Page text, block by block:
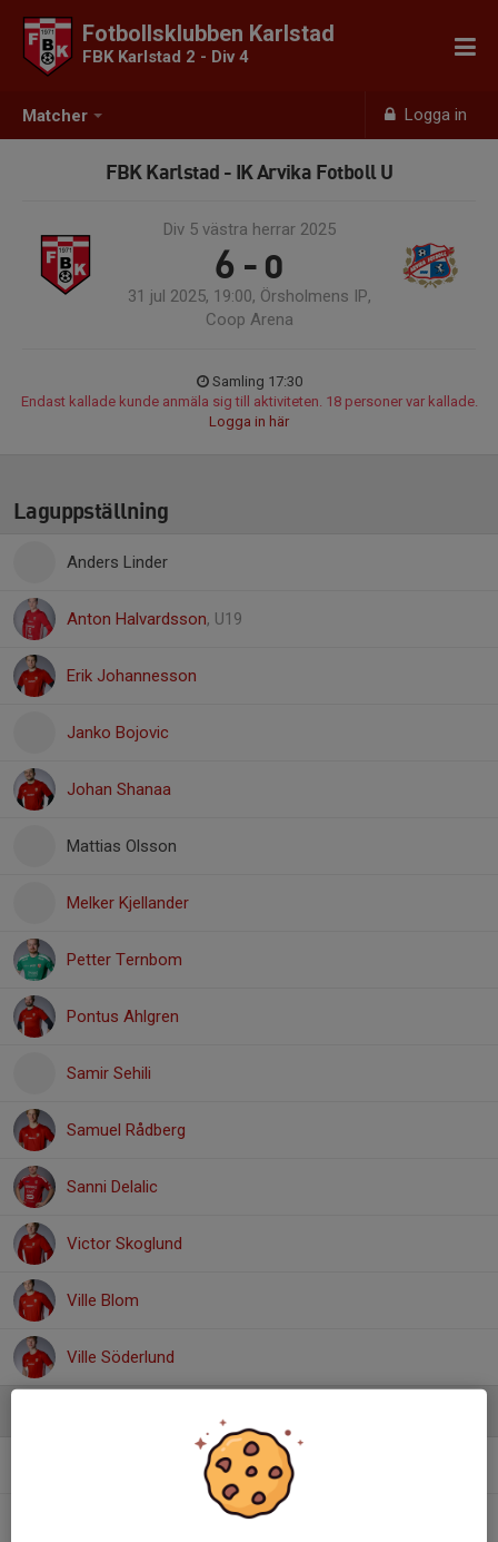
Matcher Logga in
Fotbollsklubben Karlstad
FBK Karlstad 2 - Div 4
FBK Karlstad - IK Arvika Fotboll U
Div 5 västra herrar 2025
6 - 0
31 jul 2025, 19:00, Örsholmens IP,
Coop Arena
Samling 17:30
Endast kallade kunde anmäla sig till aktiviteten. 18 personer var kallade.
Logga in här
Laguppställning
Anders Linder
Anton Halvardsson, U19
Erik Johannesson
Janko Bojovic
Johan Shanaa
Mattias Olsson
Melker Kjellander
Petter Ternbom
Pontus Ahlgren
Samir Sehili
Samuel Rådberg
Sanni Delalic
Victor Skoglund
Ville Blom
Ville Söderlund
Assisterande tränare
Målvaktstränare